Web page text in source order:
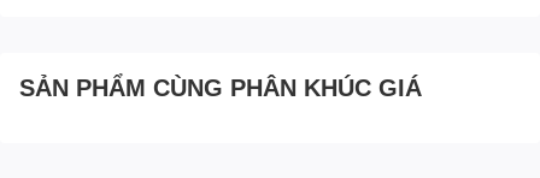
SẢN PHẨM CÙNG PHÂN KHÚC GIÁ